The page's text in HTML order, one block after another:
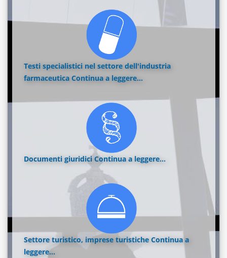
Testi specialistici nel settore dell'industria
farmaceutica Continua a leggere...
Documenti giuridici Continua a leggere...
Settore turistico, imprese turistiche Continua a
leggere...